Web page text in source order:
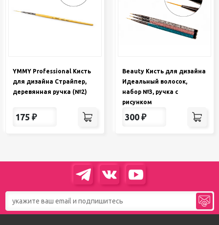
YMMY Professional Кисть
для дизайна Страйпер,
деревянная ручка (№2)
175 ₽
Beauty Кисть для дизайна
Идеальный волосок,
набор №3, ручка с
рисунком
300 ₽